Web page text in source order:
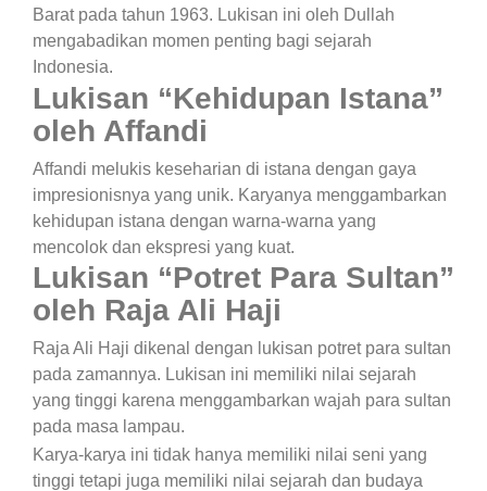
Barat pada tahun 1963. Lukisan ini oleh Dullah
mengabadikan momen penting bagi sejarah
Indonesia.
Lukisan “Kehidupan Istana”
oleh Affandi
Affandi melukis keseharian di istana dengan gaya
impresionisnya yang unik. Karyanya menggambarkan
kehidupan istana dengan warna-warna yang
mencolok dan ekspresi yang kuat.
Lukisan “Potret Para Sultan”
oleh Raja Ali Haji
Raja Ali Haji dikenal dengan lukisan potret para sultan
pada zamannya. Lukisan ini memiliki nilai sejarah
yang tinggi karena menggambarkan wajah para sultan
pada masa lampau.
Karya-karya ini tidak hanya memiliki nilai seni yang
tinggi tetapi juga memiliki nilai sejarah dan budaya